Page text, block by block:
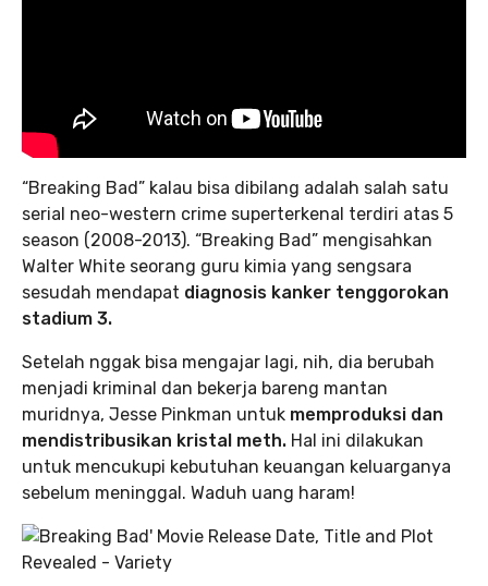
“Breaking Bad” kalau bisa dibilang adalah salah satu
serial neo-western crime superterkenal terdiri atas 5
season (2008-2013). “Breaking Bad” mengisahkan
Walter White seorang guru kimia yang sengsara
sesudah mendapat diagnosis kanker tenggorokan
stadium 3.
Setelah nggak bisa mengajar lagi, nih, dia berubah
menjadi kriminal dan bekerja bareng mantan
muridnya, Jesse Pinkman untuk memproduksi dan
mendistribusikan kristal meth. Hal ini dilakukan
untuk mencukupi kebutuhan keuangan keluarganya
sebelum meninggal. Waduh uang haram!